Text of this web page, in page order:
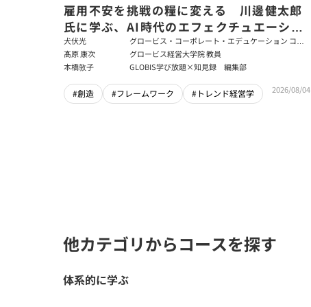
雇用不安を挑戦の糧に変える 川邊健太郎
氏に学ぶ、AI時代のエフェクチュエーショ
ン
犬伏光
グロービス・コーポレート・エデュケーション コー
ポレート・ソリューション・チーム コンサルタント
髙原 康次
グロービス経営大学院 教員
本橋敦子
GLOBIS学び放題×知見録 編集部
#創造 #フレームワーク #トレンド経営学 2026/08/04
他カテゴリからコースを探す
体系的に学ぶ